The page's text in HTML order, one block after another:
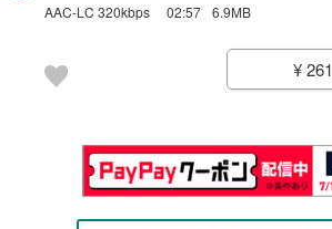
AAC-LC 320kbps
02:57 6.9MB
¥ 261